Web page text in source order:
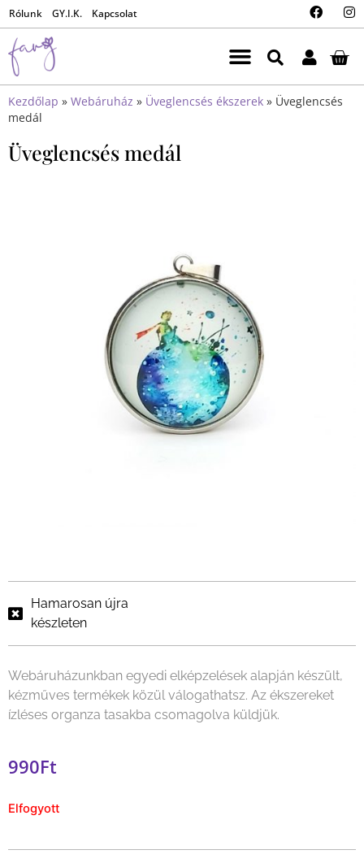
Rólunk GY.I.K. Kapcsolat
Kezdőlap » Webáruház » Üveglencsés ékszerek » Üveglencsés
medál
Üveglencsés medál
Hamarosan újra
készleten
Webáruházunkban egyedi elképzelések alapján készült,
kézműves termékek közül válogathatsz. Az ékszereket
ízléses organza tasakba csomagolva küldjük.
990Ft
Elfogyott